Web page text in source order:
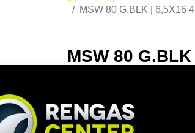
MSW 80 G.BLK | 6,5X16
MSW 80
EAN: 8027529179156
Tällä tuotteella ei ole